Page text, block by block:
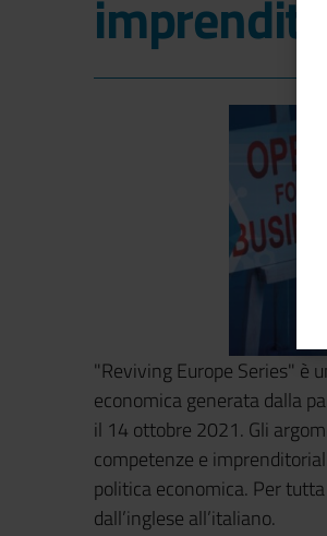
"Reviving Europe Series" è
economica generata dalla
il 14 ottobre 2021. Gli
competenze e
politica economica. Per
dall’inglese all’italiano.